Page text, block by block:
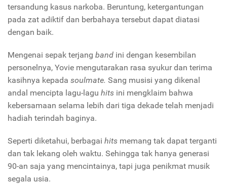
tersandung kasus narkoba. Beruntung, ketergantungan
pada zat adiktif dan berbahaya tersebut dapat diatasi
dengan baik.
Mengenai sepak terjang band ini dengan kesembilan
personelnya, Yovie mengutarakan rasa syukur dan terima
kasihnya kepada soulmate. Sang musisi yang dikenal
andal mencipta lagu-lagu hits ini mengklaim bahwa
kebersamaan selama lebih dari tiga dekade telah menjadi
hadiah terindah baginya.
Seperti diketahui, berbagai hits memang tak dapat terganti
dan tak lekang oleh waktu. Sehingga tak hanya generasi
90-an saja yang mencintainya, tapi juga penikmat musik
segala usia.